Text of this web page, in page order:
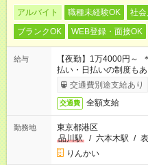
アルバイト 職種未経験OK 社
ブランクOK
WEB登録・面接OK
給与
【夜勤】1万4000円～
払い・日払いの制度も
交通費別途支給あり
交通費 全額支給
勤務地
東京都港区
品川駅
/ 六本木駅 /
りんかい